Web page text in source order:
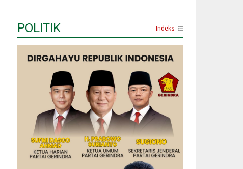
POLITIK Indeks